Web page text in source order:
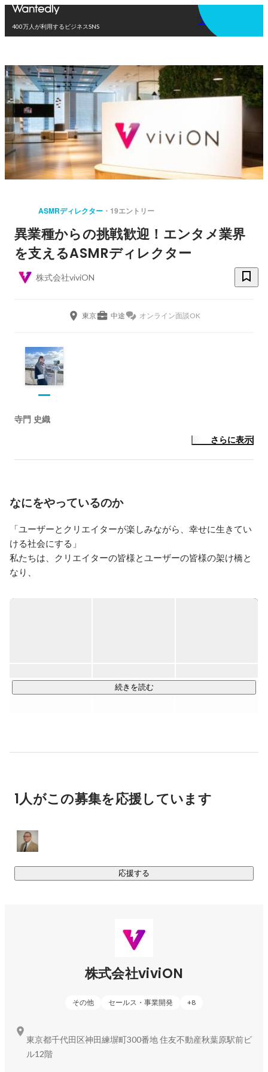
400万人が利用するビジネスSNS
アプリを使う
ASMRディレクター 19エントリー
異業種からの挑戦歓迎！エンタメ業界
を支えるASMRディレクター
株式会社viviON
東京 中途 オンライン面談OK
寺門 史織
さらに表示
なにをやっているのか
「ユーザーとクリエイターが楽しみながら、幸せに生きてい
ける社会にする」
私たちは、クリエイターの皆様とユーザーの皆様の架け橋と
なり、
とで、
ご利用ユーザー数1,685万人、お取り扱い作品数209万作品、
続きを読む
1人がこの募集を応援しています
応援する
株式会社viviON
その他 セールス・事業開発 +8
東京都千代田区神田練塀町300番地 住友不動産秋葉原駅前ビ
ル12階